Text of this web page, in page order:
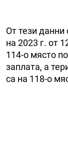
От тези данни
на 2023 г. от
114-о място
заплата, а
са на 118-о